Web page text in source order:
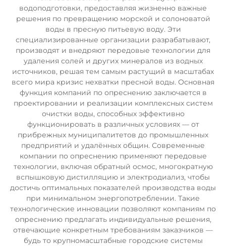
водоподготовки, предоставляя жизненно важные
решения по превращению морской и солоноватой
воды в пресную питьевую воду. Эти
специализированные организации разрабатывают,
производят и внедряют передовые технологии для
удаления солей и других минералов из водных
источников, решая тем самым растущий в масштабах
всего мира кризис нехватки пресной воды. Основная
функция компаний по опреснению заключается в
проектировании и реализации комплексных систем
очистки воды, способных эффективно
функционировать в различных условиях — от
прибрежных муниципалитетов до промышленных
предприятий и удалённых общин. Современные
компании по опреснению применяют передовые
технологии, включая обратный осмос, многократную
вспышковую дистилляцию и электродиализ, чтобы
достичь оптимальных показателей производства воды
при минимальном энергопотреблении. Такие
технологические инновации позволяют компаниям по
опреснению предлагать индивидуальные решения,
отвечающие конкретным требованиям заказчиков —
будь то крупномасштабные городские системы